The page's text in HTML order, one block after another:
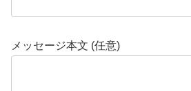
メッセージ本文 (任意)